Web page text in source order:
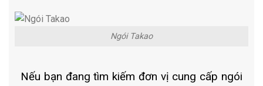
Ngói Takao
Nếu bạn đang tìm kiếm đơn vị cung cấp ngói